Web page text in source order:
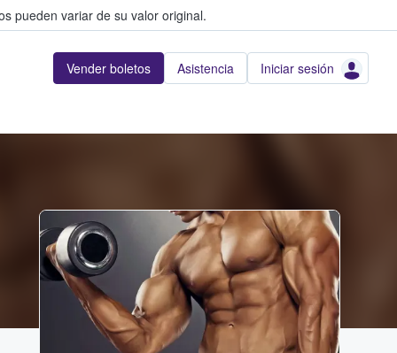
pueden variar de su valor original.
Vender boletos Asistencia Iniciar sesión